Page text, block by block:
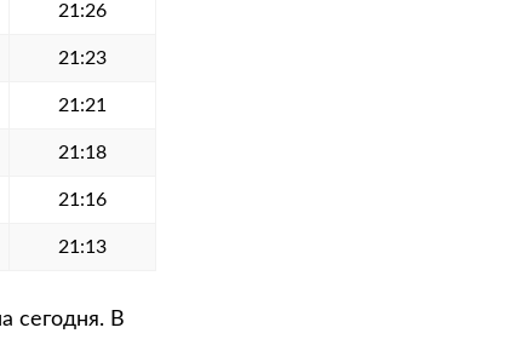
21:26
21:23
21:21
21:18
21:16
21:13
сегодня. В